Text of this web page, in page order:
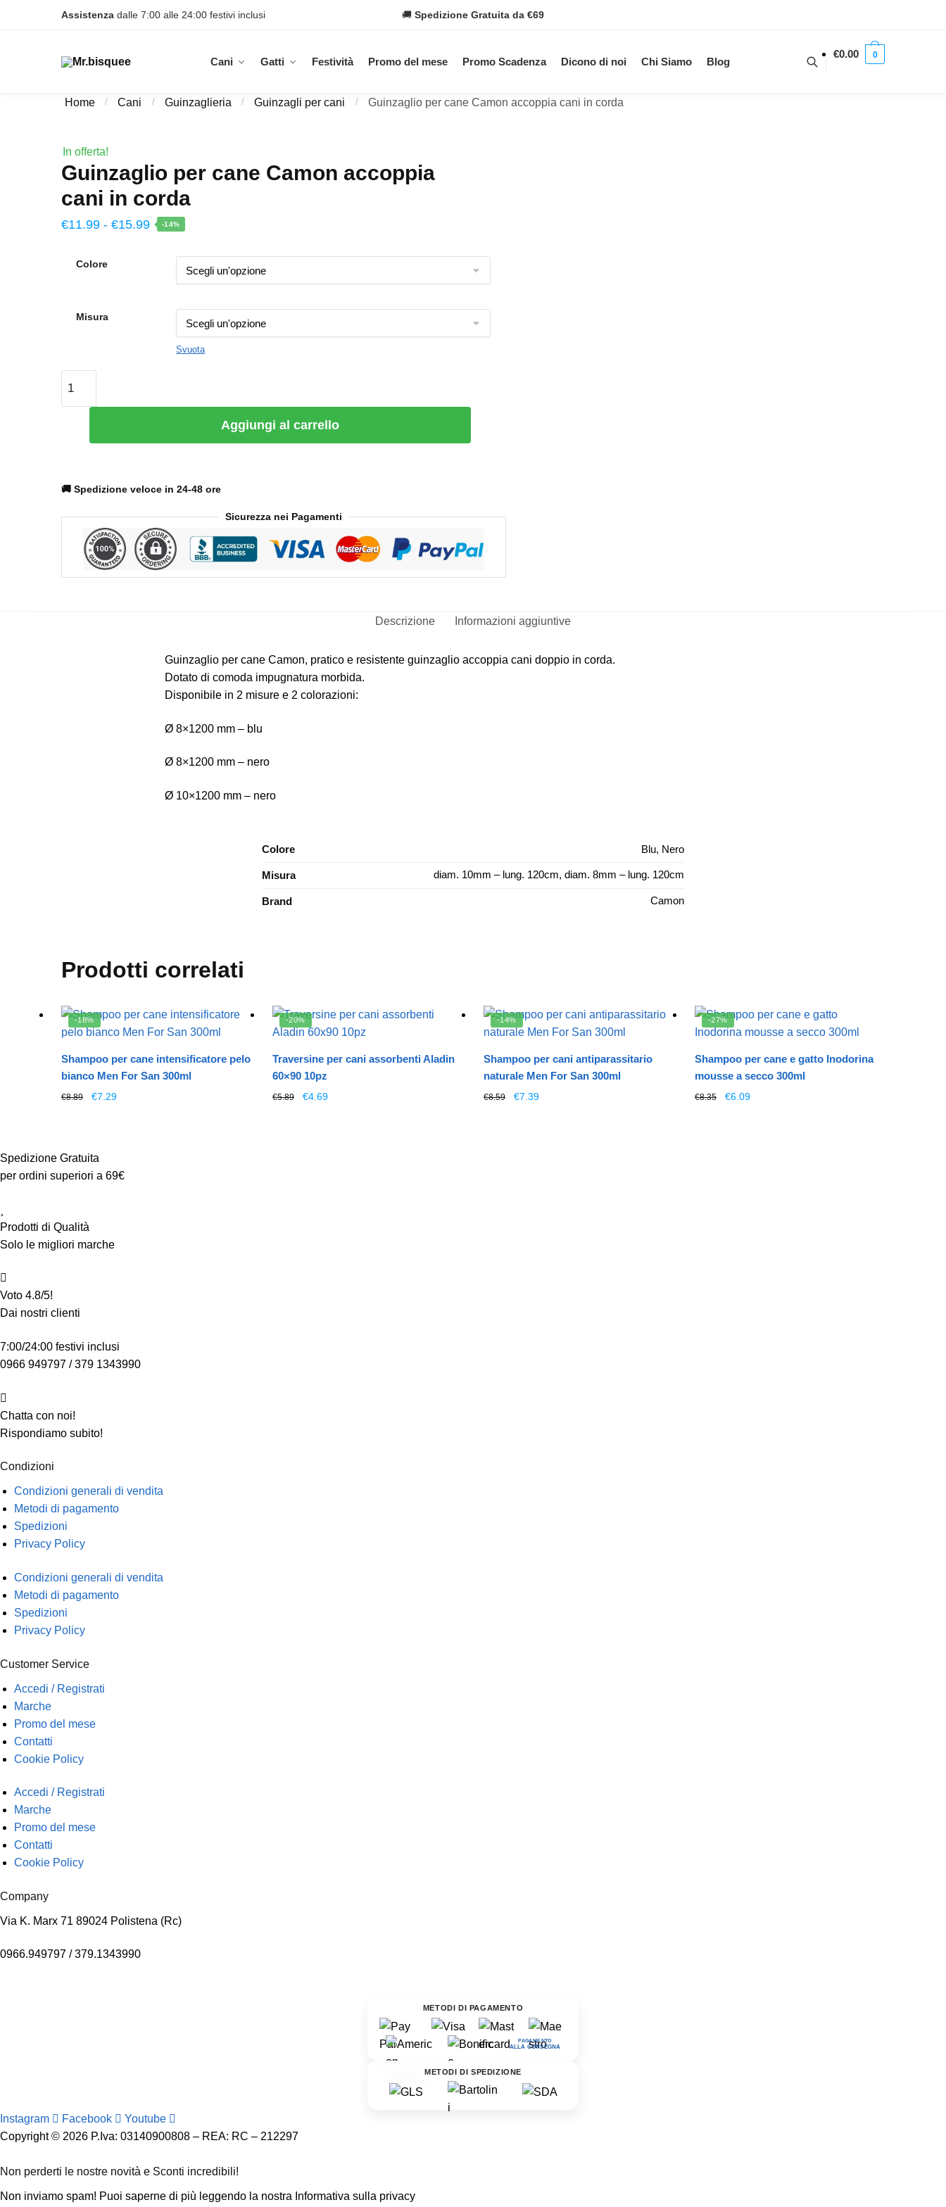
Assistenza dalle 7:00 alle 24:00 festivi inclusi 🚚 Spedizione Gratuita da €69
Cani Gatti Festività Promo del mese Promo Scadenza Dicono di noi Chi Siamo Blog
€0.00 0
Home / Cani / Guinzaglieria / Guinzagli per cani / Guinzaglio per cane Camon accoppia cani in corda
In offerta!
Guinzaglio per cane Camon accoppia
cani in corda
€11.99 - €15.99Fascia
prezzo:
€11.99
€15.99
-14%
Colore
Misura
Svuota
per
in
quantità
Aggiungi al carrello
🚚 Spedizione veloce in 24-48 ore
Sicurezza nei Pagamenti
Descrizione Informazioni aggiuntive
Guinzaglio per cane Camon, pratico e resistente guinzaglio accoppia cani doppio in corda.
Dotato di comoda impugnatura morbida.
Disponibile in 2 misure e 2 colorazioni:
Ø 8×1200 mm – blu
Ø 8×1200 mm – nero
Ø 10×1200 mm – nero
Colore Blu, Nero
Misura diam. 10mm – lung. 120cm, diam. 8mm – lung. 120cm
Brand Camon
Prodotti correlati
-18%
Shampoo per cane intensificatore pelo
bianco Men For San 300ml
€8.89
Il
€8.89.
€7.29Il
-20%
Traversine per cani assorbenti Aladin
60×90 10pz
€5.89
Il
€4.69Il
-14%
Shampoo per cani antiparassitario
naturale Men For San 300ml
€8.59
Il
€7.39Il
-27%
Shampoo per cane e gatto Inodorina
mousse a secco 300ml
€8.35
Il
€6.09IlQuesto
Spedizione Gratuita
per ordini superiori a 69€
Prodotti di Qualità
Solo le migliori marche
Voto 4.8/5!
Dai nostri clienti
7:00/24:00 festivi inclusi
0966 949797 / 379 1343990
Chatta con noi!
Rispondiamo subito!
Condizioni
Condizioni generali di vendita
Metodi di pagamento
Spedizioni
Privacy Policy
Condizioni generali di vendita
Metodi di pagamento
Spedizioni
Privacy Policy
Customer Service
Accedi / Registrati
Marche
Promo del mese
Contatti
Cookie Policy
Accedi / Registrati
Marche
Promo del mese
Contatti
Cookie Policy
Company
Via K. Marx 71 89024 Polistena (Rc)
0966.949797 / 379.1343990
METODI DI PAGAMENTO
PAGAMENTO
ALLA CONSEGNA
METODI DI SPEDIZIONE
Instagram Facebook
Youtube
Copyright © 2026 P.Iva: 03140900808 – REA: RC – 212297
Non perderti le nostre novità e Sconti incredibili!
Non inviamo spam! Puoi saperne di più leggendo la nostra Informativa sulla privacy